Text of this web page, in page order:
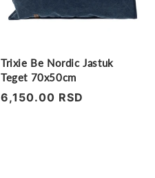
Trixie Be Nordic Jastuk
Teget 70x50cm
Regularna
6,150.00 RSD